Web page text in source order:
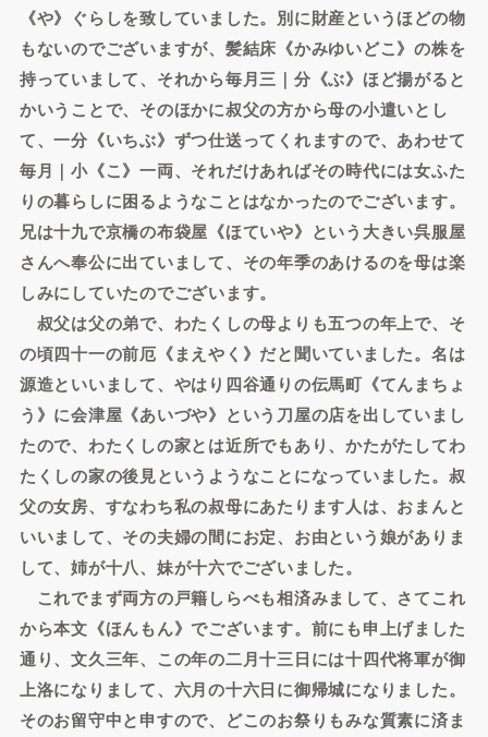
《や》ぐらしを致していました。別に財産というほどの物
もないのでございますが、髪結床《かみゆいどこ》の株を
持っていまして、それから毎月三｜分《ぶ》ほど揚がると
かいうことで、そのほかに叔父の方から母の小遣いとし
て、一分《いちぶ》ずつ仕送ってくれますので、あわせて
毎月｜小《こ》一両、それだけあればその時代には女ふた
りの暮らしに困るようなことはなかったのでございます。
兄は十九で京橋の布袋屋《ほていや》という大きい呉服屋
さんへ奉公に出ていまして、その年季のあけるのを母は楽
しみにしていたのでございます。
叔父は父の弟で、わたくしの母よりも五つの年上で、そ
の頃四十一の前厄《まえやく》だと聞いていました。名は
源造といいまして、やはり四谷通りの伝馬町《てんまちょ
う》に会津屋《あいづや》という刀屋の店を出していまし
たので、わたくしの家とは近所でもあり、かたがたしてわ
たくしの家の後見というようなことになっていました。叔
父の女房、すなわち私の叔母にあたります人は、おまんと
いいまして、その夫婦の間にお定、お由という娘がありま
して、姉が十八、妹が十六でございました。
これでまず両方の戸籍しらべも相済みまして、さてこれ
から本文《ほんもん》でございます。前にも申上げました
通り、文久三年、この年の二月十三日には十四代将軍が御
上洛になりまして、六月の十六日に御帰城になりました。
そのお留守中と申すので、どこのお祭りもみな質素に済ま